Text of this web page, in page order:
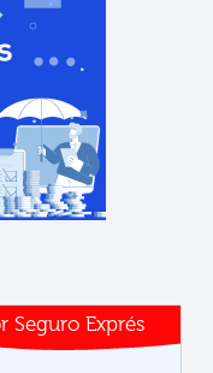
Seguro Exprés